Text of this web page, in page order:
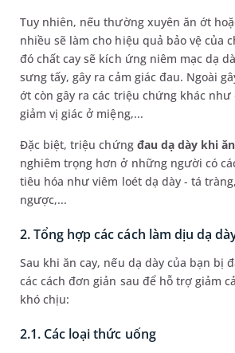
Tuy nhiên, nếu thường xuyên ăn ớt
nhiều sẽ làm cho hiệu quả bảo vệ của
đó chất cay sẽ kích ứng niêm mạc dạ
sưng tấy, gây ra cảm giác đau. Ngoài
ớt còn gây ra các triệu chứng khác như
giảm vị giác ở miệng,...
Đặc biệt, triệu chứngđau dạ dày khi
nghiêm trọng hơn ở những người có
tiêu hóa như viêm loét dạ dày - tá
ngược,...
2. Tổng hợp các cách làm dịu dạ
Sau khi ăn cay, nếu dạ dày của bạn bị
các cách đơn giản sau để hỗ trợ giảm
khó chịu:
2.1. Các loại thức uống